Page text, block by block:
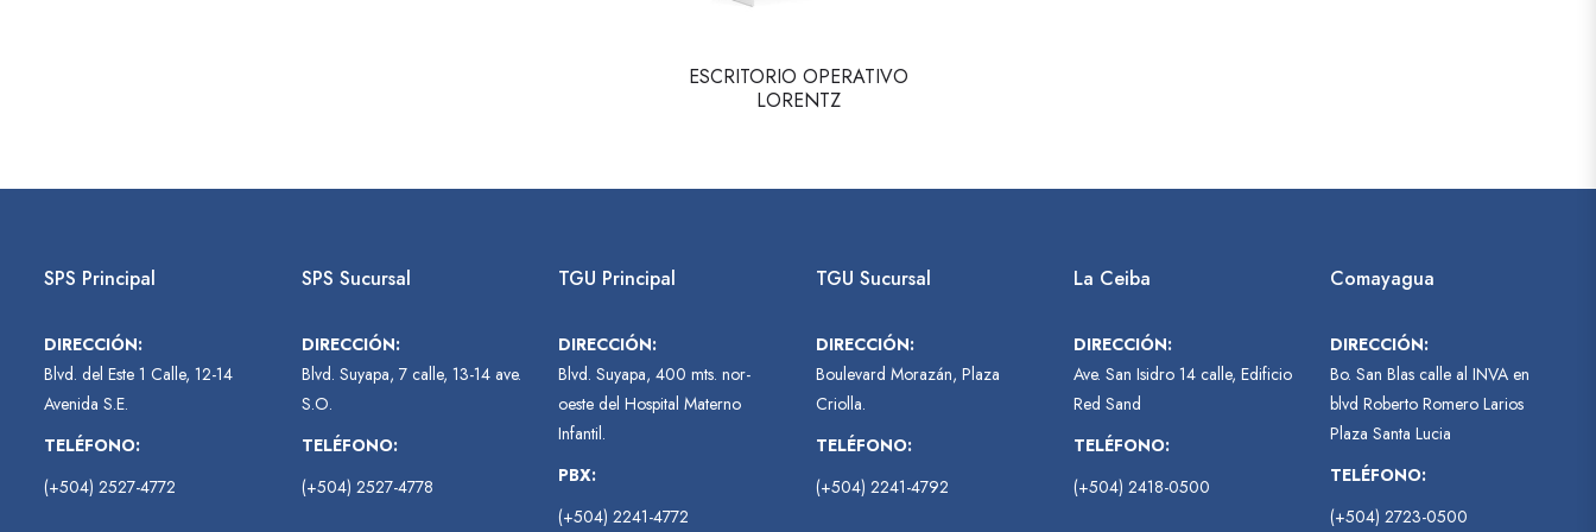
ESCRITORIO OPERATIVO
LORENTZ
SPS Principal
DIRECCIÓN:
Blvd. del Este 1 Calle, 12-14
Avenida S.E.
TELÉFONO:
(+504) 2527-4772
SPS Sucursal
DIRECCIÓN:
Blvd. Suyapa, 7 calle, 13-14 ave.
S.O.
TELÉFONO:
(+504) 2527-4778
TGU Principal
DIRECCIÓN:
Blvd. Suyapa, 400 mts. nor-
oeste del Hospital Materno
Infantil.
PBX:
(+504) 2241-4772
TGU Sucursal
DIRECCIÓN:
Boulevard Morazán, Plaza
Criolla.
TELÉFONO:
(+504) 2241-4792
La Ceiba
DIRECCIÓN:
Ave. San Isidro 14 calle, Edificio
Red Sand
TELÉFONO:
(+504) 2418-0500
Comayagua
DIRECCIÓN:
Bo. San Blas calle al INVA en
blvd Roberto Romero Larios
Plaza Santa Lucia
TELÉFONO:
(+504) 2723-0500